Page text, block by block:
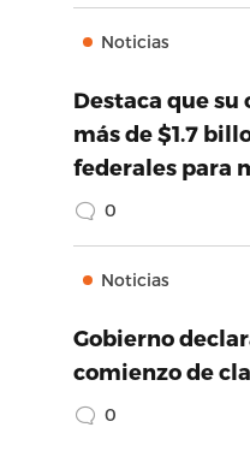
Noticias
Destaca que
más de $1.7
federales para
0
Noticias
Gobierno
comienzo de
0